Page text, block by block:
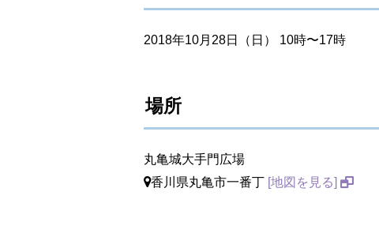
2018年10月28日（日） 10時〜17時
場所
丸亀城大手門広場
香川県丸亀市一番丁 [地図を見る]